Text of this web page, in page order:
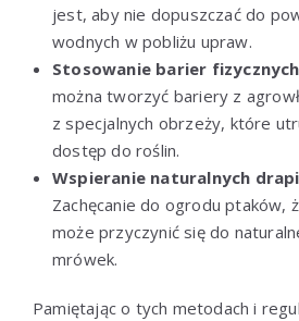
jest, aby nie dopuszczać do
wodnych w pobliżu upraw.
Stosowanie barier fizycznych
można tworzyć bariery z
z specjalnych obrzeży, które
dostęp do roślin.
Wspieranie naturalnych
Zachęcanie do ogrodu ptaków,
może przyczynić się do
mrówek.
Pamiętając o tych metodach i